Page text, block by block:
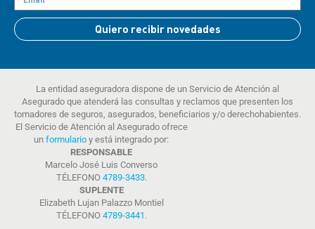
Quiero recibir novedades
La entidad aseguradora dispone de un Servicio de Atención al
Asegurado que atenderá las consultas y reclamos que presenten los
tomadores de seguros, asegurados, beneficiarios y/o derechohabientes.
El Servicio de Atención al Asegurado ofrece
un formulario y está integrado por:
RESPONSABLE
Marcelo José Luis Converso
TÉLEFONO 4789-3433.
SUPLENTE
Elizabeth Lujan Palazzo Montiel
TÉLEFONO 4789-3441 .